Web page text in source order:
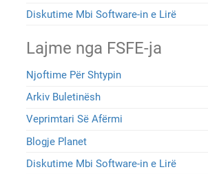
Diskutime Mbi Software-in e Lirë
Lajme nga FSFE-ja
Njoftime Për Shtypin
Arkiv Buletinësh
Veprimtari Së Afërmi
Blogje Planet
Diskutime Mbi Software-in e Lirë